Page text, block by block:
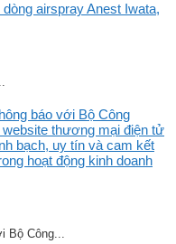
airspray Anest Iwata,
báo với Bộ Công
thương mại điện tử
bạch, uy tín và cam kết
hoạt động kinh doanh
Công...